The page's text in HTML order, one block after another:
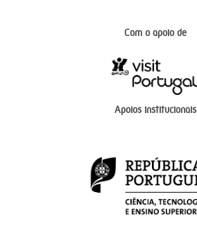
Com o apoio de
Apoios institucionais